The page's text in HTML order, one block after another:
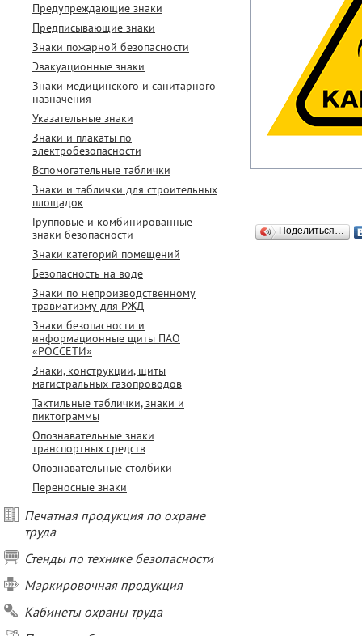
Предупреждающие знаки
Предписывающие знаки
Знаки пожарной безопасности
Эвакуационные знаки
Знаки медицинского и санитарного
назначения
Указательные знаки
Знаки и плакаты по
электробезопасности
Вспомогательные таблички
Знаки и таблички для строительных
площадок
Групповые и комбинированные
знаки безопасности
Знаки категорий помещений
Безопасность на воде
Знаки по непроизводственному
травматизму для РЖД
Знаки безопасности и
информационные щиты ПАО
«РОССЕТИ»
Знаки, конструкции, щиты
магистральных газопроводов
Тактильные таблички, знаки и
пиктограммы
Опознавательные знаки
транспортных средств
Опознавательные столбики
Переносные знаки
Печатная продукция по охране
труда
Стенды по технике безопасности
Маркировочная продукция
Кабинеты охраны труда
Поделиться…